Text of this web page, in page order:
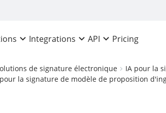
Integrations API Pricing
de signature électronique
IA pour la
la signature de modèle de proposition